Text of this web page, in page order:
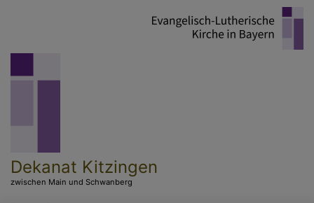
Dekanat Kitzingen
zwischen Main und Schwanberg